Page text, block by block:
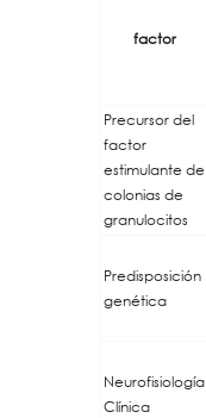
factor
Precursor del
factor
estimulante de
colonias de
granulocitos
Predisposición
genética
Neurofisiología
Clínica